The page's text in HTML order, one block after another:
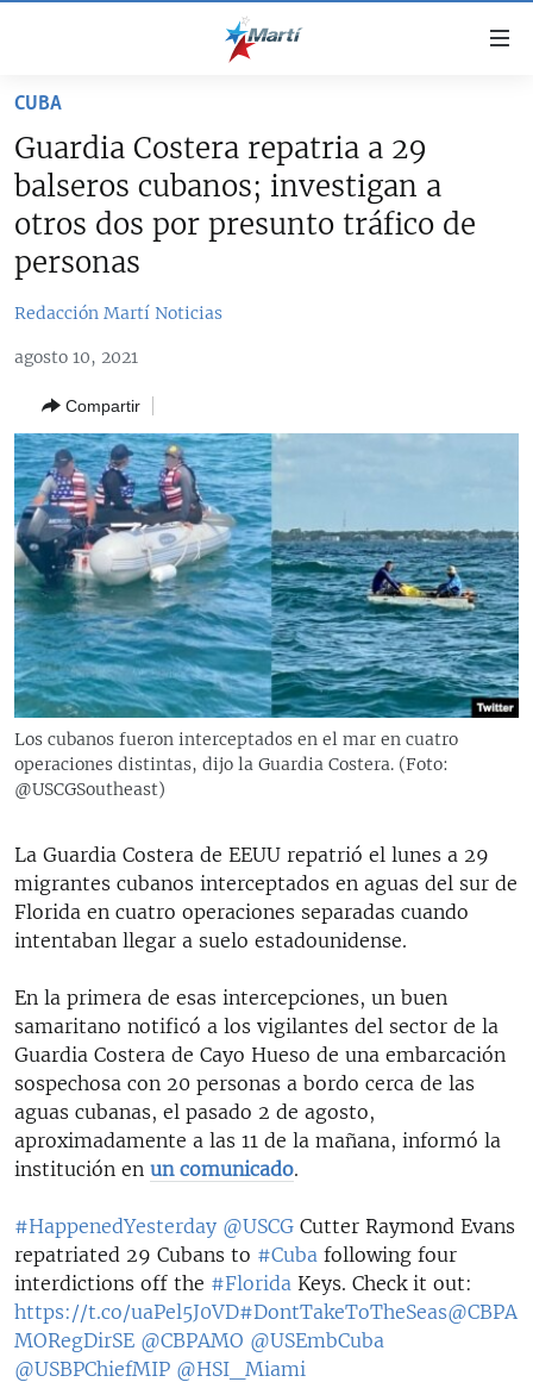
accesibilidad
contenido
principal
principal
la
búsqueda
CUBA
DERECHOS HUMANOS
SOBRE CUBA
ESTADOS UNIDOS
ESTADOS UNIDOS
AMÉRICA LATINA
OPINIÓN GRÁFICA
AUDIOVISUALES MARTÍ
RADIO MARTÍ
ESPECIALES
ESPECIALES
LA REALIDAD DE LA VIVIENDA EN CUBA
KENTU-CUBANO
DESINFORMACIÓN RUSA EN AMÉRICA LATINA
LA INVASIÓN DE RUSIA A UCRANIA
MULTIMEDIA
EDITORIALES
SÍGUENOS
CUBA
Guardia Costera repatria a 29
balseros cubanos; investigan a
otros dos por presunto tráfico de
personas
Redacción Martí Noticias
agosto 10, 2021
Compartir
Los cubanos fueron interceptados en el mar en cuatro
operaciones distintas, dijo la Guardia Costera. (Foto:
@USCGSoutheast)
La Guardia Costera de EEUU repatrió el lunes a 29
migrantes cubanos interceptados en aguas del sur de
Florida en cuatro operaciones separadas cuando
intentaban llegar a suelo estadounidense.
En la primera de esas intercepciones, un buen
samaritano notificó a los vigilantes del sector de la
Guardia Costera de Cayo Hueso de una embarcación
sospechosa con 20 personas a bordo cerca de las
aguas cubanas, el pasado 2 de agosto,
aproximadamente a las 11 de la mañana, informó la
institución en un comunicado.
#HappenedYesterday @USCG Cutter Raymond Evans
repatriated 29 Cubans to #Cuba following four
interdictions off the #Florida Keys. Check it out:
https://t.co/uaPel5J0VD#DontTakeToTheSeas@CBPA
MORegDirSE @CBPAMO @USEmbCuba
@USBPChiefMIP @HSI_Miami